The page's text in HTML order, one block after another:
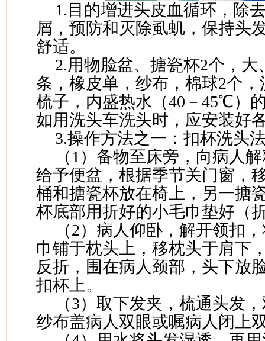
1.目的增进头皮血循环，除
屑，预防和灭除虱虮，保持头
舒适。
2.用物脸盆、搪瓷杯2个，大
条，橡皮单，纱布，棉球2个
梳子，内盛热水（40－45℃）
如用洗头车洗头时，应安装好
3.操作方法之一：扣杯洗头
（1）备物至床旁，向病人
给予便盆，根据季节关门窗，
桶和搪瓷杯放在椅上，另一搪
杯底部用折好的小毛巾垫好（
（2）病人仰卧，解开领扣
巾铺于枕头上，移枕头于肩下
反折，围在病人颈部，头下放
扣杯上。
（3）取下发夹，梳通头发
纱布盖病人双眼或嘱病人闭上